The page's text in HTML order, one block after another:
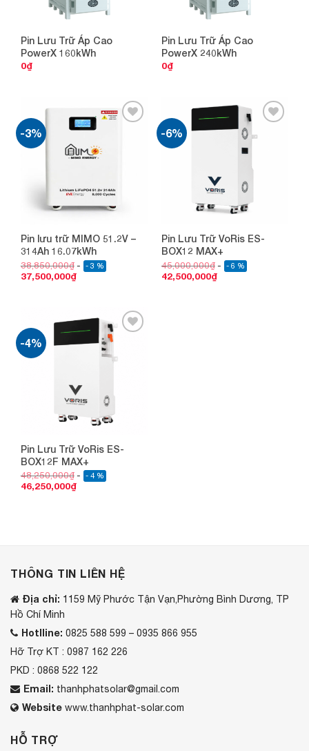
Pin Lưu Trữ Áp Cao
PowerX 160kWh
0₫
Pin Lưu Trữ Áp Cao
PowerX 240kWh
0₫
-3%
Pin lưu trữ MIMO 51.2V –
314Ah 16.07kWh
38,850,000₫ - 3 %
37,500,000₫
-6%
Pin Lưu Trữ VoRis ES-
BOX12 MAX+
45,000,000₫ - 6 %
42,500,000₫
-4%
Pin Lưu Trữ VoRis ES-
BOX12F MAX+
48,250,000₫ - 4 %
46,250,000₫
THÔNG TIN LIÊN HỆ
Địa chỉ: 1159 Mỹ Phước Tận Vạn,Phường Bình Dương, TP
Hồ Chí Minh
Hotlline: 0825 588 599 – 0935 866 955
Hỡ Trợ KT : 0987 162 226
PKD : 0868 522 122
Email: thanhphatsolar@gmail.com
Website www.thanhphat-solar.com
HỖ TRỢ